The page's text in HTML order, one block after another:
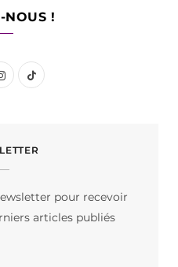
NOUS !
I
t
T
T
pour recevoir
articles publiés